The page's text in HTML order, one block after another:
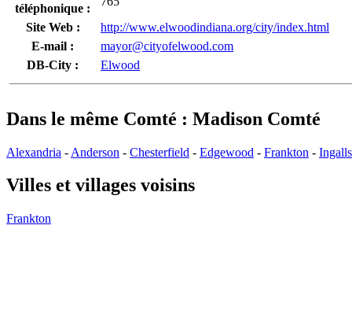
téléphonique :
Site Web :
http://www.elwoodindiana.org/city/index.html
E-mail :
mayor@cityofelwood.com
DB-City :
Elwood
Dans le même Comté : Madison Comté
Alexandria - Anderson - Chesterfield - Edgewood - Frankton - Ingalls
Villes et villages voisins
Frankton